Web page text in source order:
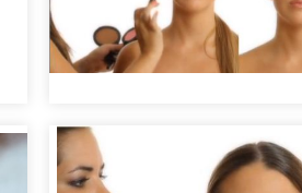
Maquillaje piel radiante
con eye liner